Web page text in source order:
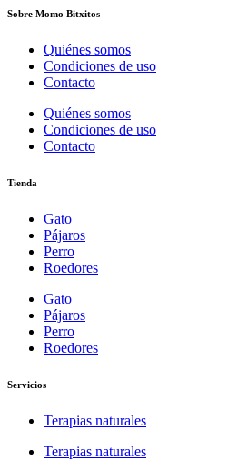
Sobre Momo Bitxitos
Quiénes somos
Condiciones de uso
Contacto
Quiénes somos
Condiciones de uso
Contacto
Tienda
Gato
Pájaros
Perro
Roedores
Gato
Pájaros
Perro
Roedores
Servicios
Terapias naturales
Terapias naturales